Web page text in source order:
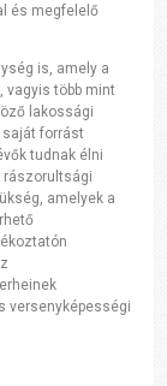
és megfelelő
is, amely a
vagyis több mint
lakossági
saját forrást
tudnak élni
rászorultsági
amelyek a
versenyképességi